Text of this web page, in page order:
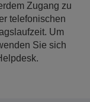
Zugang zu
telefonischen
Um
Sie sich